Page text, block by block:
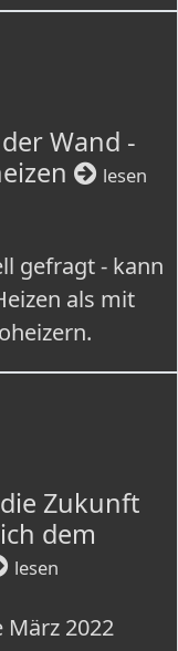
Wand -
lesen
gefragt - kann
als mit
Zukunft
dem
lesen
März 2022